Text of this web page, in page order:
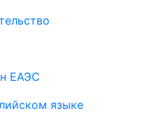
ЕАЭС
языке